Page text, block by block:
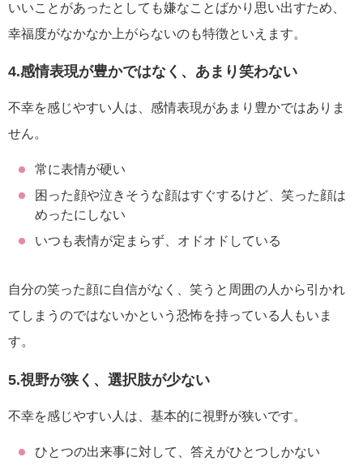
いいことがあったとしても嫌なことばかり思い出すため、
幸福度がなかなか上がらないのも特徴といえます。
4.感情表現が豊かではなく、あまり笑わない
不幸を感じやすい人は、感情表現があまり豊かではありま
せん。
常に表情が硬い
困った顔や泣きそうな顔はすぐするけど、笑った顔は
めったにしない
いつも表情が定まらず、オドオドしている
自分の笑った顔に自信がなく、笑うと周囲の人から引かれ
てしまうのではないかという恐怖を持っている人もいま
す。
5.視野が狭く、選択肢が少ない
不幸を感じやすい人は、基本的に視野が狭いです。
ひとつの出来事に対して、答えがひとつしかない